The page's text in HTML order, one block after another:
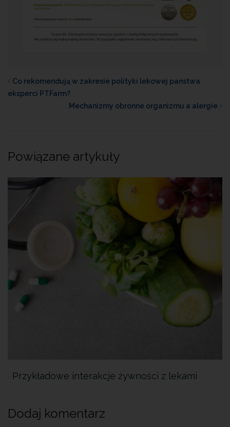
Co rekomendują w zakresie polityki lekowej państwa
eksperci PTFarm?
Mechanizmy obronne organizmu a alergie
Powiązane artykuły
Przykładowe interakcje żywności z lekami
Dodaj komentarz